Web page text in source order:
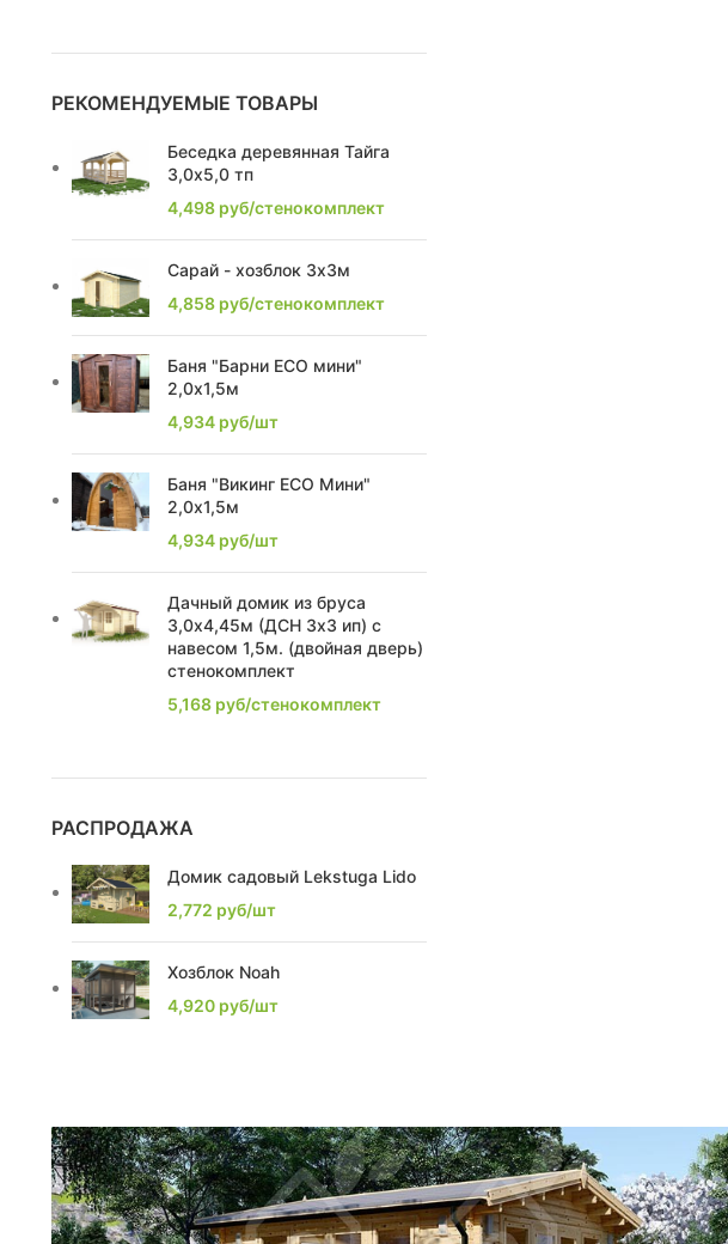
1,81
2,52
2,76 2
2,28
2,4
2,17 1
2,2
2,74
1
2,22
2,86
2,16
2.1
2.9 1
2.93 1
РЕКОМЕНДУЕМЫЕ ТОВАРЫ
Беседка деревянная Тайга
3,0х5,0 тп
4,498 руб/стенокомплект
Сарай - хозблок 3х3м
4,858 руб/стенокомплект
Баня "Барни ECO мини"
2,0х1,5м
4,934 руб/шт
Баня "Викинг ECO Мини"
2,0х1,5м
4,934 руб/шт
Дачный домик из бруса
3,0х4,45м (ДСН 3х3 ип) с
навесом 1,5м. (двойная дверь)
стенокомплект
5,168 руб/стенокомплект
РАСПРОДАЖА
Домик садовый Lekstuga Lido
2,772 руб/шт
Хозблок Noah
4,920 руб/шт